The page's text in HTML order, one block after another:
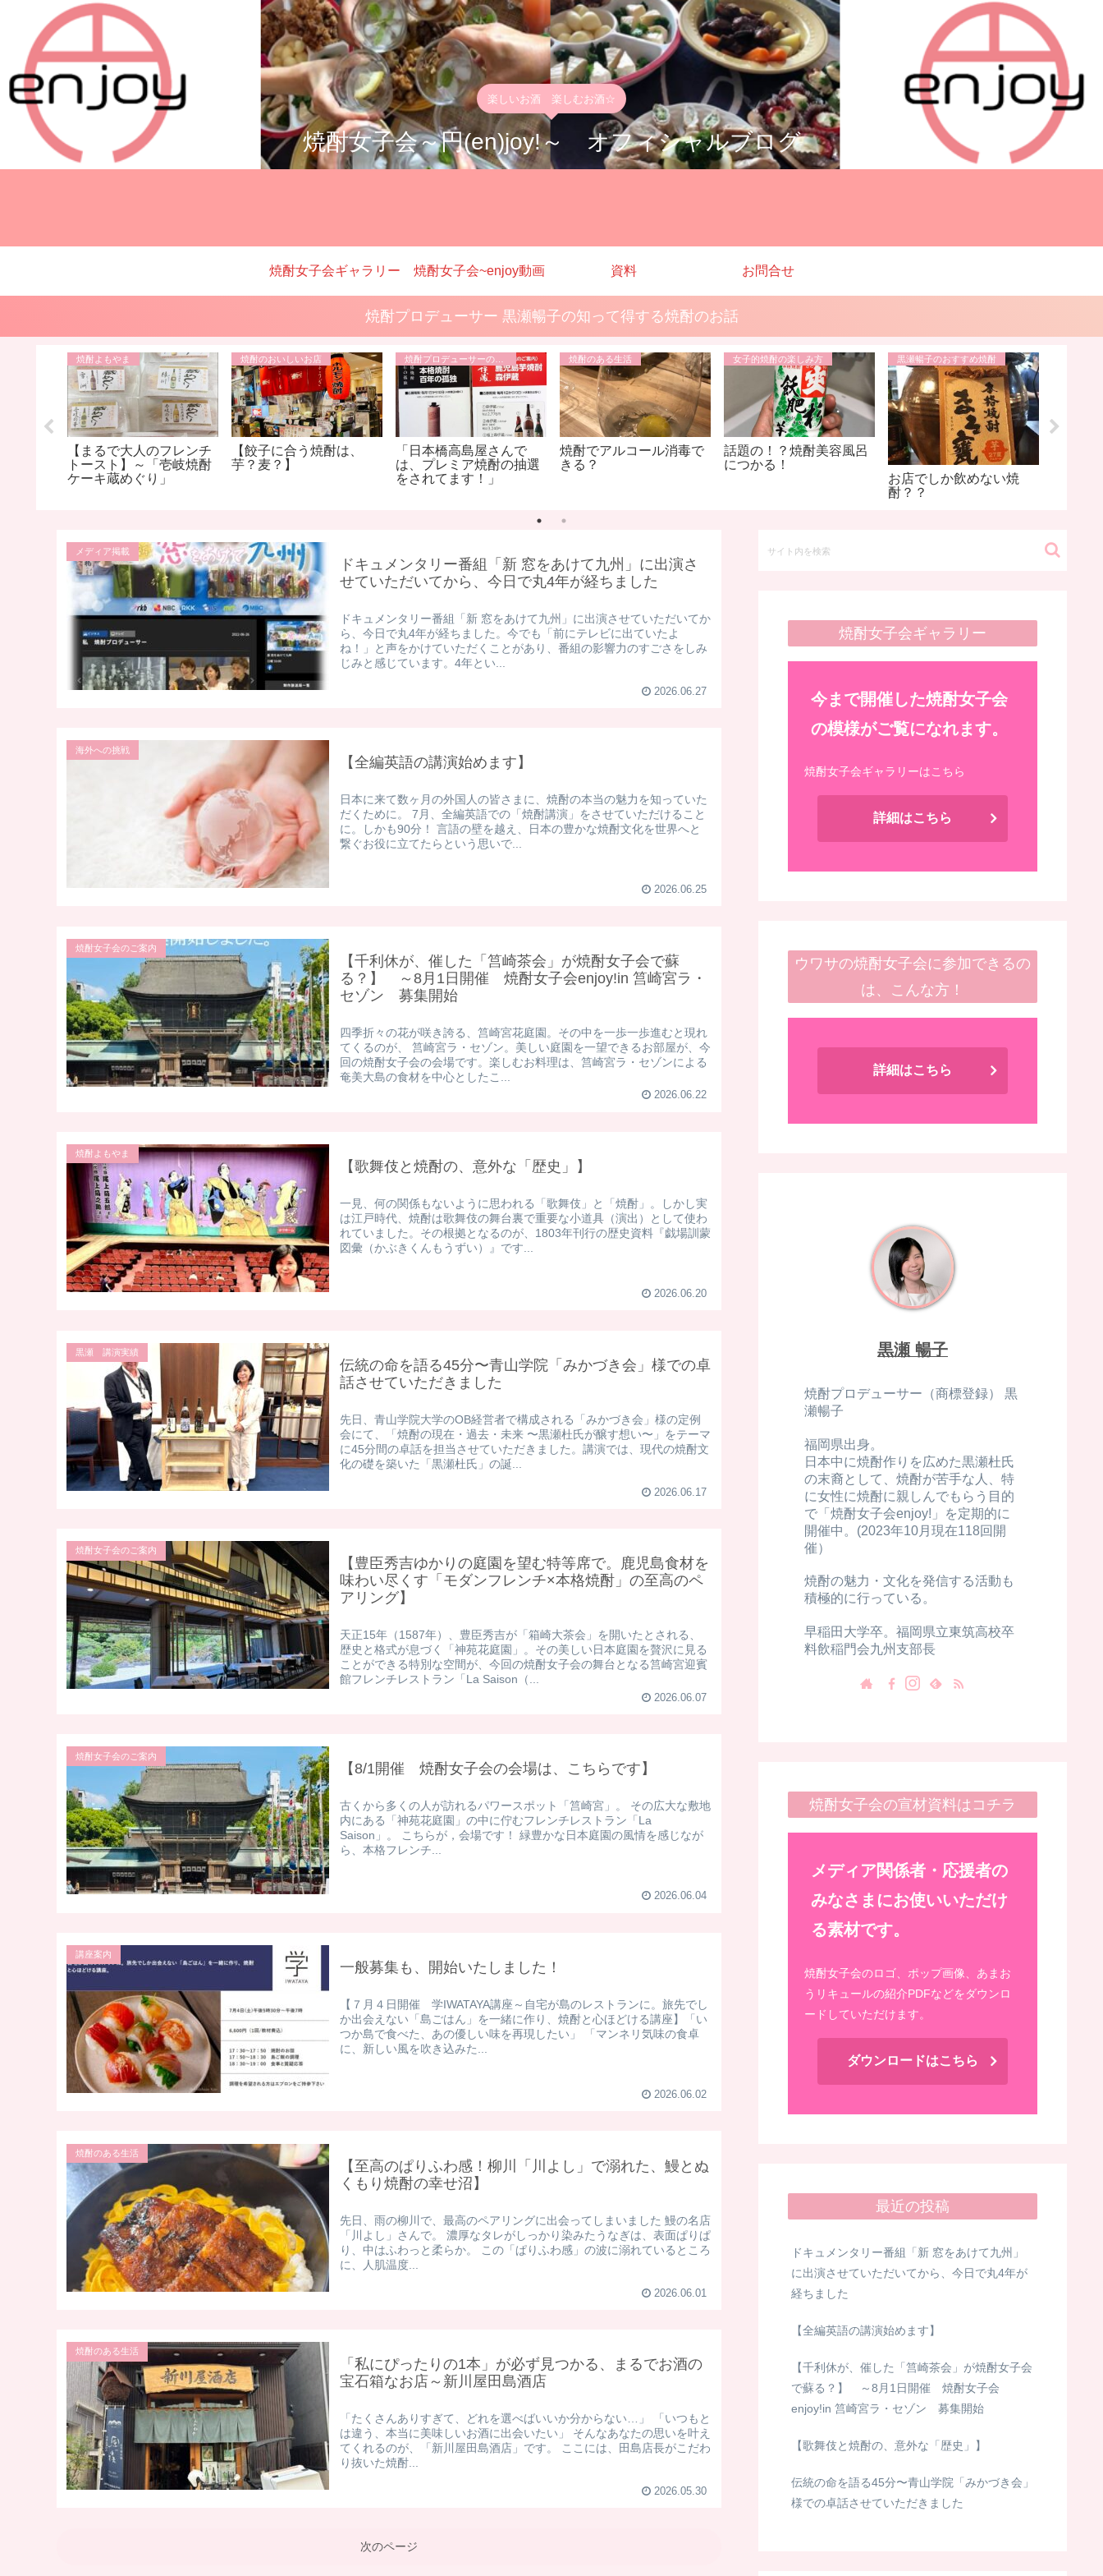
楽しいお酒 楽しむお酒☆
焼酎女子会～円(en)joy!～ オフィシャルブログ
焼酎女子会ギャラリー 焼酎女子会~enjoy動画 資料 お問合せ
焼酎プロデューサー 黒瀬暢子の知って得する焼酎のお話
焼酎よもやま
【まるで大人のフレンチ
トースト】～「壱岐焼酎
ケーキ蔵めぐり」
焼酎のおいしいお店
【餃子に合う焼酎は、
芋？麦？】
「日本橋高島屋さんで
は、プレミア焼酎の抽選
をされてます！」
焼酎のある生活
焼酎でアルコール消毒で
きる？
女子的焼酎の楽しみ方
話題の！？焼酎美容風呂
につかる！
黒瀬暢子のおすすめ焼酎
お店でしか飲めない焼
酎？？
メディア掲載
ドキュメンタリー番組「新 窓をあけて九州」に出演さ
せていただいてから、今日で丸4年が経ちました
ドキュメンタリー番組「新 窓をあけて九州」に出演させていただいてか
ら、今日で丸4年が経ちました。 ​今でも「前にテレビに出ていたよ
ね！」と声をかけていただくことがあり、番組の影響力のすごさをしみ
じみと感じています。 ​4年とい...
2026.06.27
海外への挑戦
【全編英語の講演始めます】
日本に来て数ヶ月の外国人の皆さまに、焼酎の本当の魅力を知っていた
だくために。 7月、全編英語での「焼酎講演」をさせていただけること
に。しかも90分！ 言語の壁を越え、日本の豊かな焼酎文化を世界へと
繋ぐお役に立てたらという思いで...
2026.06.25
焼酎女子会のご案内
【千利休が、催した「筥崎茶会」が焼酎女子会で蘇
る？】 ～8月1日開催 焼酎女子会enjoy!in 筥崎宮ラ・
セゾン 募集開始
四季折々の花が咲き誇る、筥崎宮花庭園。その中を一歩一歩進むと現れ
てくるのが、 筥崎宮ラ・セゾン。美しい庭園を一望できるお部屋が、今
回の焼酎女子会の会場です。 ​楽しむお料理は、筥崎宮ラ・セゾンによる
奄美大島の食材を中心としたこ...
2026.06.22
焼酎よもやま
【歌舞伎と焼酎の、意外な「歴史」】
一見、何の関係もないように思われる「歌舞伎」と「焼酎」。しかし実
は江戸時代、焼酎は歌舞伎の舞台裏で重要な小道具（演出）として使わ
れていました。 ​その根拠となるのが、1803年刊行の歴史資料『戯場訓蒙
図彙（かぶきくんもうずい）』です...
2026.06.20
黒瀬 講演実績
伝統の命を語る45分〜青山学院「みかづき会」様での卓
話させていただきました
​先日、青山学院大学のOB経営者で構成される「みかづき会」様の定例
会にて、「焼酎の現在・過去・未来 〜黒瀬杜氏が醸す想い〜」をテーマ
に45分間の卓話を担当させていただきました。 ​講演では、現代の焼酎文
化の礎を築いた「黒瀬杜氏」の誕...
2026.06.17
焼酎女子会のご案内
【豊臣秀吉ゆかりの庭園を望む特等席で。鹿児島食材を
味わい尽くす「モダンフレンチ×本格焼酎」の至高のペ
アリング】
天正15年（1587年）、豊臣秀吉が「箱崎大茶会」を開いたとされる、
歴史と格式が息づく「神苑花庭園」。その美しい日本庭園を贅沢に見る
ことができる特別な空間が、今回の焼酎女子会の舞台となる筥崎宮迎賓
館フレンチレストラン「La Saison（...
2026.06.07
焼酎女子会のご案内
【8/1開催 焼酎女子会の会場は、こちらです】
古くから多くの人が訪れるパワースポット「筥崎宮」。 その広大な敷地
内にある「神苑花庭園」の中に佇むフレンチレストラン「La
Saison」。 こちらが，会場です！ 緑豊かな日本庭園の風情を感じなが
ら、本格フレンチ...
2026.06.04
講座案内
一般募集も、開始いたしました！
【７月４日開催 学IWATAYA講座～自宅が島のレストランに。旅先でし
か出会えない「島ごはん」を一緒に作り、焼酎と心ほどける講座】​ 「い
つか島で食べた、あの優しい味を再現したい」 「マンネリ気味の食卓
に、新しい風を吹き込みた...
2026.06.02
焼酎のある生活
【至高のぱりふわ感！柳川「川よし」で溺れた、鰻とぬ
くもり焼酎の幸せ沼】
​先日、雨の柳川で、最高のペアリングに出会ってしまいました 鰻の名店
「川よし」さんで。 濃厚なタレがしっかり染みたうなぎは、表面ぱりぱ
り、中はふわっと柔らか。 この「ぱりふわ感」の波に溺れているところ
に、人肌温度...
2026.06.01
焼酎のある生活
「私にぴったりの1本」が必ず見つかる、まるでお酒の
宝石箱なお店～新川屋田島酒店
「たくさんありすぎて、どれを選べばいいか分からない…」 「いつもと
は違う、本当に美味しいお酒に出会いたい」 そんなあなたの思いを叶え
てくれるのが、「新川屋田島酒店」です。 ここには、田島店長がこだわ
り抜いた焼酎...
2026.05.30
次のページ
焼酎女子会ギャラリー
今まで開催した焼酎女子会
の模様がご覧になれます。
焼酎女子会ギャラリーはこちら
詳細はこちら
ウワサの焼酎女子会に参加できるの
は、こんな方！
詳細はこちら
黒瀬 暢子
焼酎プロデューサー（商標登録） 黒
瀬暢子
福岡県出身。
日本中に焼酎作りを広めた黒瀬杜氏
の末裔として、焼酎が苦手な人、特
に女性に焼酎に親しんでもらう目的
で「焼酎女子会enjoy!」を定期的に
開催中。(2023年10月現在118回開
催）
焼酎の魅力・文化を発信する活動も
積極的に行っている。
早稲田大学卒。福岡県立東筑高校卒
料飲稲門会九州支部長
焼酎女子会の宣材資料はコチラ
メディア関係者・応援者の
みなさまにお使いいただけ
る素材です。
焼酎女子会のロゴ、ポップ画像、あまお
うリキュールの紹介PDFなどをダウンロ
ードしていただけます。
ダウンロードはこちら
最近の投稿
ドキュメンタリー番組「新 窓をあけて九州」
に出演させていただいてから、今日で丸4年が
経ちました
【全編英語の講演始めます】
【千利休が、催した「筥崎茶会」が焼酎女子会
で蘇る？】 ～8月1日開催 焼酎女子会
enjoy!in 筥崎宮ラ・セゾン 募集開始
【歌舞伎と焼酎の、意外な「歴史」】
伝統の命を語る45分〜青山学院「みかづき会」
様での卓話させていただきました